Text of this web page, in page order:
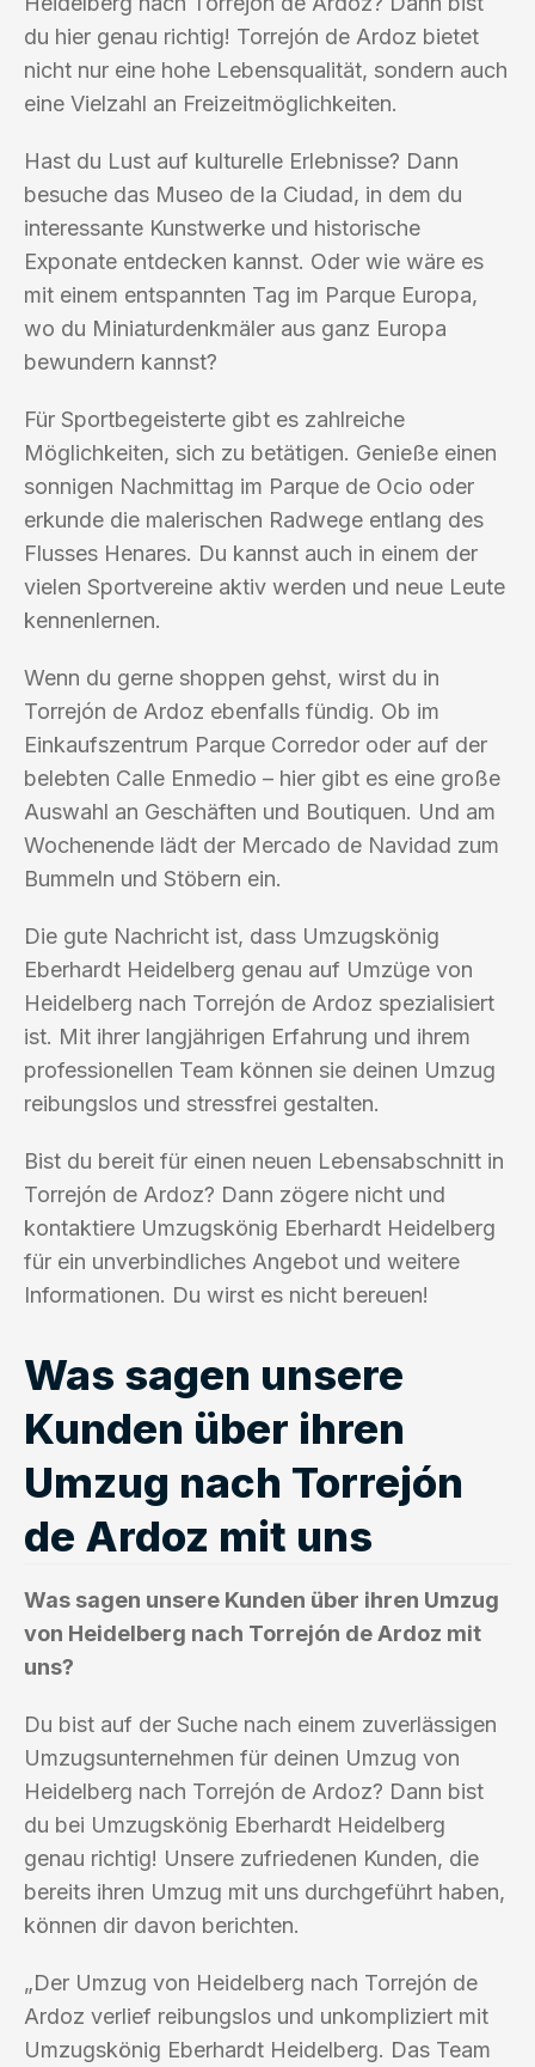
du hier genau richtig! Torrejón de Ardoz bietet
nicht nur eine hohe Lebensqualität, sondern auch
eine Vielzahl an Freizeitmöglichkeiten.
Hast du Lust auf kulturelle Erlebnisse? Dann
besuche das Museo de la Ciudad, in dem du
interessante Kunstwerke und historische
Exponate entdecken kannst. Oder wie wäre es
mit einem entspannten Tag im Parque Europa,
wo du Miniaturdenkmäler aus ganz Europa
bewundern kannst?
Für Sportbegeisterte gibt es zahlreiche
Möglichkeiten, sich zu betätigen. Genieße einen
sonnigen Nachmittag im Parque de Ocio oder
erkunde die malerischen Radwege entlang des
Flusses Henares. Du kannst auch in einem der
vielen Sportvereine aktiv werden und neue Leute
kennenlernen.
Wenn du gerne shoppen gehst, wirst du in
Torrejón de Ardoz ebenfalls fündig. Ob im
Einkaufszentrum Parque Corredor oder auf der
belebten Calle Enmedio – hier gibt es eine große
Auswahl an Geschäften und Boutiquen. Und am
Wochenende lädt der Mercado de Navidad zum
Bummeln und Stöbern ein.
Die gute Nachricht ist, dass Umzugskönig
Eberhardt Heidelberg genau auf Umzüge von
Heidelberg nach Torrejón de Ardoz spezialisiert
ist. Mit ihrer langjährigen Erfahrung und ihrem
professionellen Team können sie deinen Umzug
reibungslos und stressfrei gestalten.
Bist du bereit für einen neuen Lebensabschnitt in
Torrejón de Ardoz? Dann zögere nicht und
kontaktiere Umzugskönig Eberhardt Heidelberg
für ein unverbindliches Angebot und weitere
Informationen. Du wirst es nicht bereuen!
Was sagen unsere
Kunden über ihren
Umzug nach Torrejón
de Ardoz mit uns
Was sagen unsere Kunden über ihren Umzug
von Heidelberg nach Torrejón de Ardoz mit
uns?
Du bist auf der Suche nach einem zuverlässigen
Umzugsunternehmen für deinen Umzug von
Heidelberg nach Torrejón de Ardoz? Dann bist
du bei Umzugskönig Eberhardt Heidelberg
genau richtig! Unsere zufriedenen Kunden, die
bereits ihren Umzug mit uns durchgeführt haben,
können dir davon berichten.
„Der Umzug von Heidelberg nach Torrejón de
Ardoz verlief reibungslos und unkompliziert mit
Umzugskönig Eberhardt Heidelberg. Das Team